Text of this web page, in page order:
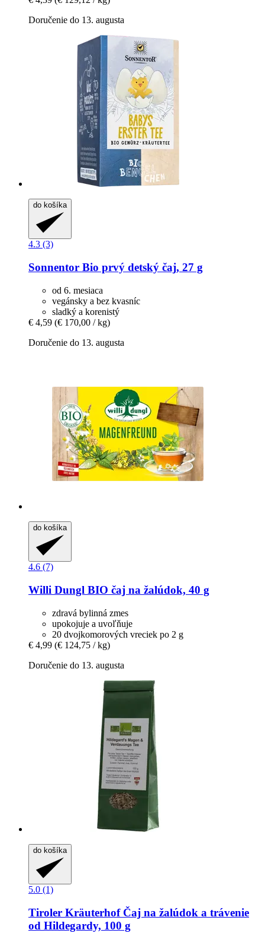
Doručenie do 13. augusta
do košíka
4.3 (3)
Sonnentor Bio prvý detský čaj, 27 g
od 6. mesiaca
vegánsky a bez kvasníc
sladký a korenistý
€ 4,59 (€ 170,00 / kg)
Doručenie do 13. augusta
do košíka
4.6 (7)
Willi Dungl BIO čaj na žalúdok, 40 g
zdravá bylinná zmes
upokojuje a uvoľňuje
20 dvojkomorových vreciek po 2 g
€ 4,99 (€ 124,75 / kg)
Doručenie do 13. augusta
do košíka
5.0 (1)
Tiroler KräuterhofČaj na žalúdok a trávenie
od Hildegardy, 100 g